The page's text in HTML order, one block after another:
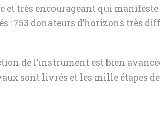
et très encourageant qui
: 753 donateurs d’horizons très
de l’instrument est bien
sont livrés et les mille étapes